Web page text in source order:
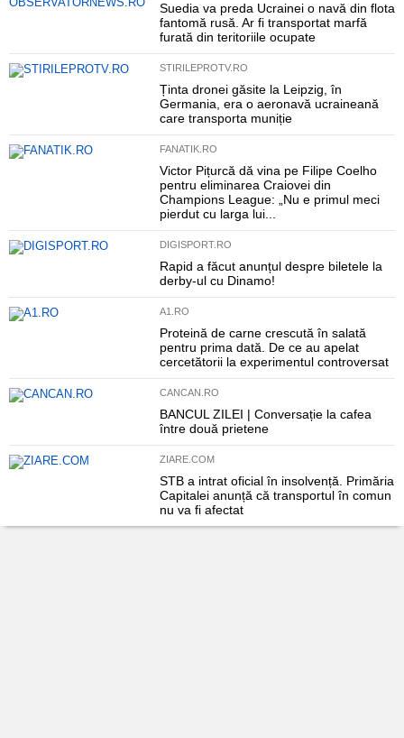
Suedia va preda Ucrainei o navă din flota
fantomă rusă. Ar fi transportat marfă
furată din teritoriile ocupate
STIRILEPROTV.RO
Ținta dronei găsite la Leipzig, în
Germania, era o aeronavă ucraineană
care transporta muniție
FANATIK.RO
Victor Pițurcă dă vina pe Filipe Coelho
pentru eliminarea Craiovei din
Champions League: „Nu e primul meci
pierdut cu larga lui...
DIGISPORT.RO
Rapid a făcut anunțul despre biletele la
derby-ul cu Dinamo!
A1.RO
Proteină de carne crescută în salată
pentru prima dată. De ce au apelat
cercetătorii la experimentul controversat
CANCAN.RO
BANCUL ZILEI | Conversație la cafea
între două prietene
ZIARE.COM
STB a intrat oficial în insolvență. Primăria
Capitalei anunță că transportul în comun
nu va fi afectat